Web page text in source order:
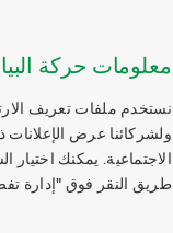
معلومات حركة
نستخدم ملفات تعريف
ولشركائنا عرض الإعلانات
الاجتماعية. يمكنك
طريق النقر فوق "إدارة